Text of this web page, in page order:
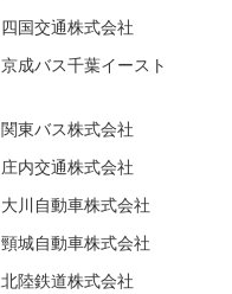
四国交通株式会社
京成バス千葉イースト
関東バス株式会社
庄内交通株式会社
大川自動車株式会社
頸城自動車株式会社
北陸鉄道株式会社